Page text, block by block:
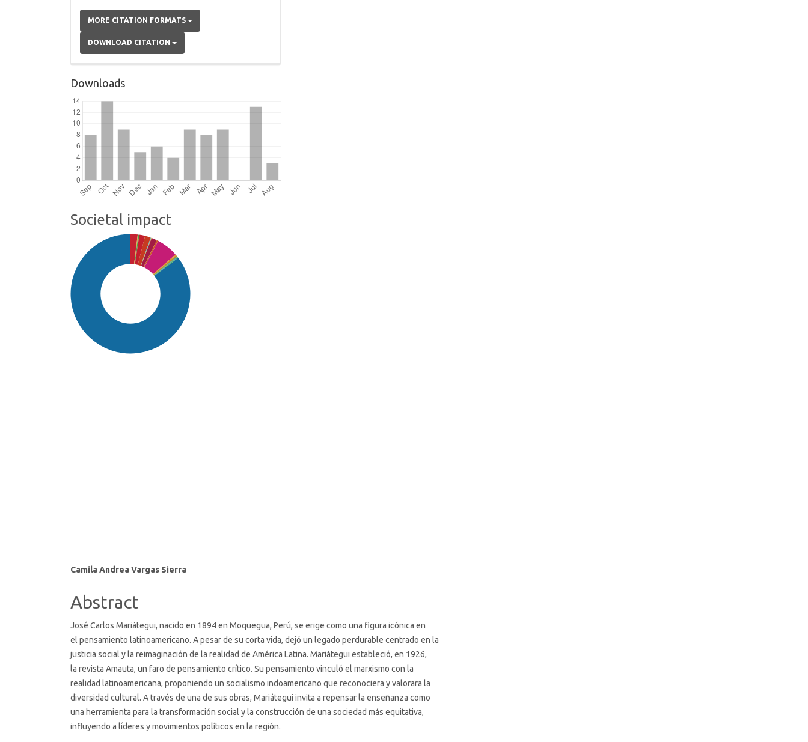
MORE CITATION FORMATS
DOWNLOAD CITATION
Downloads
Societal impact
Main
Article
Content
Camila Andrea Vargas Sierra
Abstract
José Carlos Mariátegui, nacido en 1894 en Moquegua, Perú, se erige como una figura icónica en
el pensamiento latinoamericano. A pesar de su corta vida, dejó un legado perdurable centrado en la
justicia social y la reimaginación de la realidad de América Latina. Mariátegui estableció, en 1926,
la revista Amauta, un faro de pensamiento crítico. Su pensamiento vinculó el marxismo con la
realidad latinoamericana, proponiendo un socialismo indoamericano que reconociera y valorara la
diversidad cultural. A través de una de sus obras, Mariátegui invita a repensar la enseñanza como
una herramienta para la transformación social y la construcción de una sociedad más equitativa,
influyendo a líderes y movimientos políticos en la región.